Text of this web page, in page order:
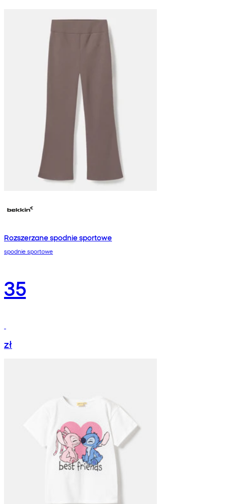
Rozszerzane spodnie sportowe
spodnie sportowe
35
zł